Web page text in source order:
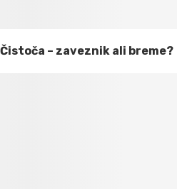
Čistoča – zaveznik ali breme?